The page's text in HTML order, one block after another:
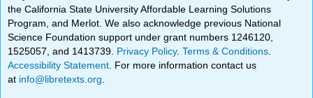
the California State University Affordable Learning Solutions
Program, and Merlot. We also acknowledge previous National
Science Foundation support under grant numbers 1246120,
1525057, and 1413739. Privacy Policy.Terms & Conditions
Accessibility Statement . For more information contact us
at info@libretexts.org